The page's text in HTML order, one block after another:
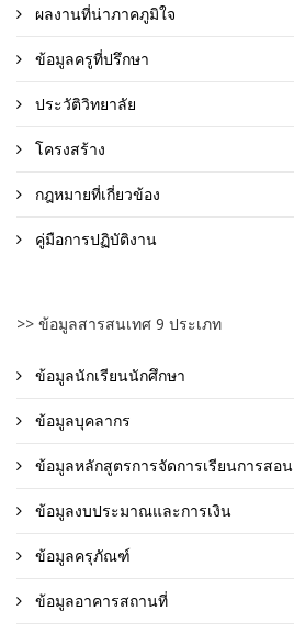
ผลงานที่น่าภาคภูมิใจ
ข้อมูลครูที่ปรึกษา
ประวัติวิทยาลัย
โครงสร้าง
กฎหมายที่เกี่ยวข้อง
คู่มือการปฏิบัติงาน
>> ข้อมูลสารสนเทศ 9 ประเภท
ข้อมูลนักเรียนนักศึกษา
ข้อมูลบุคลากร
ข้อมูลหลักสูตรการจัดการเรียนการสอน
ข้อมูลงบประมาณและการเงิน
ข้อมูลครุภัณฑ์
ข้อมูลอาคารสถานที่